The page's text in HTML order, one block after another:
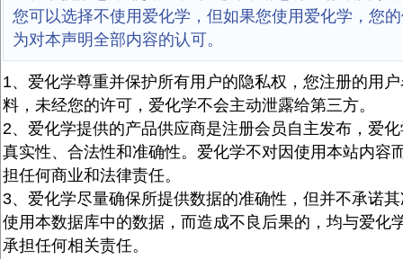
您可以选择不使用爱化学，但如果您使用爱化学，您
为对本声明全部内容的认可。
1、爱化学尊重并保护所有用户的隐私权，您注册的用
料，未经您的许可，爱化学不会主动泄露给第三方。
2、爱化学提供的产品供应商是注册会员自主发布，爱
真实性、合法性和准确性。爱化学不对因使用本站内容
担任何商业和法律责任。
3、爱化学尽量确保所提供数据的准确性，但并不承诺
使用本数据库中的数据，而造成不良后果的，均与爱化
承担任何相关责任。